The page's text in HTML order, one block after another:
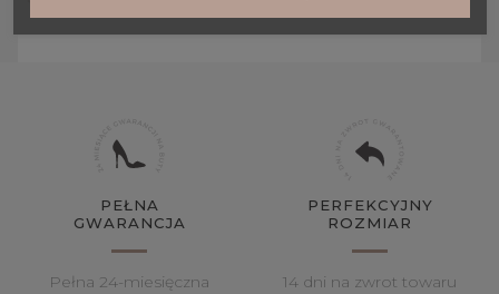
PEŁNA
GWARANCJA
Pełna 24-miesięczna
PERFEKCYJNY
ROZMIAR
14 dni na zwrot towaru